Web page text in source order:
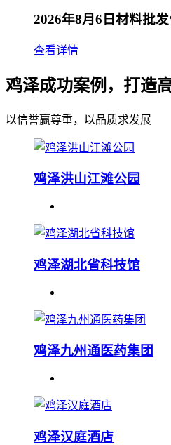
2026年8月6日材料批
查看详情
鸡泽成功案例，打造
以信誉赢尊重，以品质求发展
鸡泽洪山江滩公园
鸡泽湖北省科技馆
鸡泽九州通医药集团
鸡泽汉庭酒店